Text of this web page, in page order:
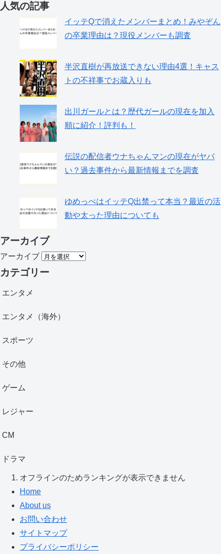
人気の記事
イッテQで消えたメンバーまとめ！みやぞん
の卒業理由は？現役メンバーも調査
半沢直樹が再放送できない理由4選！キャス
トの不祥事でお蔵入りも
出川ガールとは？歴代ガールの現在を加入
順に紹介！評判も！
伝説の配信者ウナちゃんマンの現在がヤバ
い？過去事件から最新情報までを調査
ゆめっぺはイッテQ出禁って本当？最近の活
動や太った理由についても
アーカイブ
アーカイブ
カテゴリー
エンタメ
エンタメ（海外）
スポーツ
その他
ゲーム
レジャー
CM
ドラマ
オフラインのためランキングが表示できません
Home
About us
お問い合わせ
サイトマップ
プライバシーポリシー